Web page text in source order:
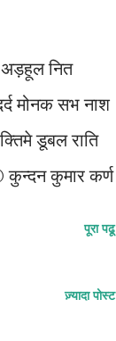
अड़हूल नित
मोनक सभ नाश
डूबल राति
कुन्दन कुमार कर्ण
पूरा पढू
ज़्यादा पोस्ट